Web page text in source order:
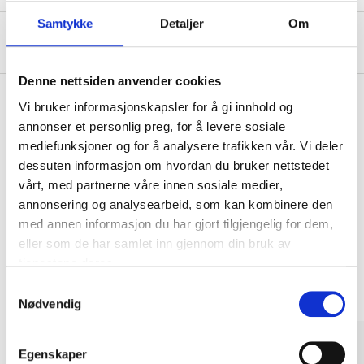
Samtykke Detaljer Om
Denne nettsiden anvender cookies
Vi bruker informasjonskapsler for å gi innhold og
annonser et personlig preg, for å levere sosiale
mediefunksjoner og for å analysere trafikken vår. Vi deler
dessuten informasjon om hvordan du bruker nettstedet
vårt, med partnerne våre innen sosiale medier,
annonsering og analysearbeid, som kan kombinere den
med annen informasjon du har gjort tilgjengelig for dem,
eller som de har samlet inn gjennom din bruk av
Nødvendig
Egenskaper
Om produsenten
Kjøp & Hent
Kjøp & Hent i ditt varehus.
LES MER
Andre kunder har også kjøpt